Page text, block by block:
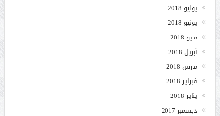
يوليو 2018
يونيو 2018
مايو 2018
أبريل 2018
مارس 2018
فبراير 2018
يناير 2018
ديسمبر 2017